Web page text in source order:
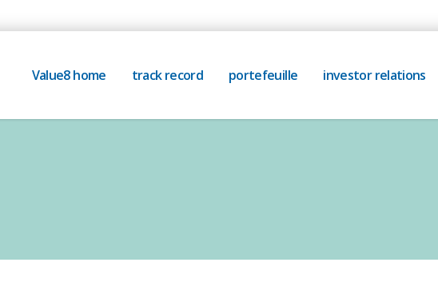
Value8 home track record portefeuille investor relations